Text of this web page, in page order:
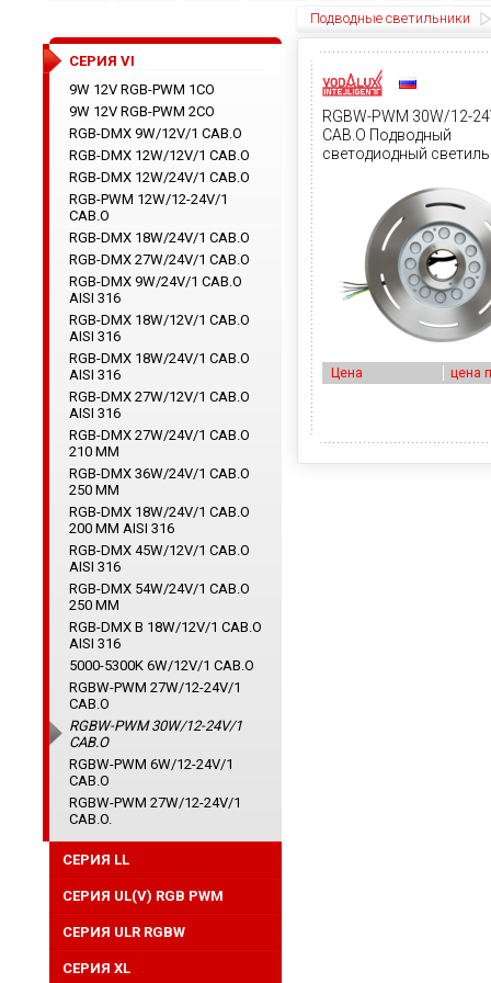
Подводные светильники
RGBW-PWM 30W/12-
CAB.O Подводный
светодиодный
Цена цена
CЕРИЯ VI
9W 12V RGB-PWM 1CO
9W 12V RGB-PWM 2CO
RGB-DMX 9W/12V/1 CAB.O
RGB-DMX 12W/12V/1 CAB.O
RGB-DMX 12W/24V/1 CAB.O
RGB-PWM 12W/12-24V/1
CAB.O
RGB-DMX 18W/24V/1 CAB.O
RGB-DMX 27W/24V/1 CAB.O
RGB-DMX 9W/24V/1 CAB.O
AISI 316
RGB-DMX 18W/12V/1 CAB.O
AISI 316
RGB-DMX 18W/24V/1 CAB.O
AISI 316
RGB-DMX 27W/12V/1 CAB.O
AISI 316
RGB-DMX 27W/24V/1 CAB.O
210 ММ
RGB-DMX 36W/24V/1 CAB.O
250 ММ
RGB-DMX 18W/24V/1 CAB.O
200 ММ AISI 316
RGB-DMX 45W/12V/1 CAB.O
AISI 316
RGB-DMX 54W/24V/1 CAB.O
250 ММ
RGB-DMX B 18W/12V/1 CAB.O
AISI 316
5000-5300K 6W/12V/1 CAB.O
RGBW-PWM 27W/12-24V/1
CAB.O
RGBW-PWM 30W/12-24V/1
CAB.O
RGBW-PWM 6W/12-24V/1
CAB.O
RGBW-PWM 27W/12-24V/1
CAB.O.
СЕРИЯ LL
СЕРИЯ UL(V) RGB PWM
СЕРИЯ ULR RGBW
CЕРИЯ XL